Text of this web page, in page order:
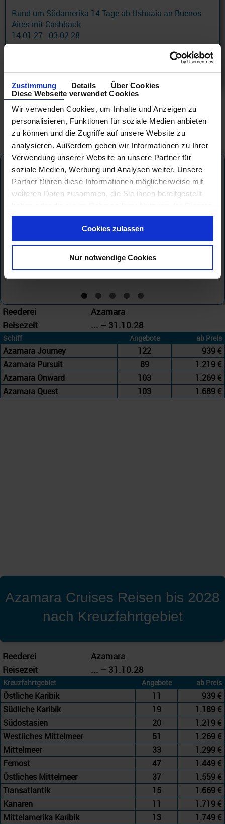
Zustimmung Details
Über Cookies
Diese Webseite verwendet Cookies
Wir verwenden Cookies, um Inhalte und Anzeigen zu
personalisieren, Funktionen für soziale Medien anbieten
zu können und die Zugriffe auf unsere Website zu
analysieren. Außerdem geben wir Informationen zu Ihrer
Verwendung unserer Website an unsere Partner für
soziale Medien, Werbung und Analysen weiter. Unsere
Partner führen diese Informationen möglicherweise mit
weiteren Daten zusammen, die Sie ihnen bereitgestellt
gesammelt haben.
Cookies zulassen
Nur notwendige Cookies
Rund um Südamerika 14 Tage ab Ushuaia an Buenos
Aires mit Cashback
14.01.27 - 03.02.28
5.519 €
Azamara
Azamara Journey
Reederei
Azamara
Reisezeit
... – 31.10.28
Schiff Angebote ab Preis
Azamara Journey 122
939 €
Azamara Pursuit
89
1.219 €
Azamara Onward
103
1.269 €
Azamara Quest
103 1.689 €
Azamara Cruises Reisen bis 2028
nach Kreuzfahrtgebiet
'
Reederei
Azamara
Reisezeit
... – 31.10.28
Kreuzfahrtgebiet Angebote ab Preis
Östliche Karibik 11
939 €
Südliche Karibik
19
1.189 €
Südostasien
20
1.219 €
Westliches Mittelmeer
51
1.269 €
Mittelmeer
33
1.299 €
Fernost
47
1.449 €
Östliches Mittelmeer
37
1.559 €
Transatlantik
15
1.669 €
Kanaren
11
1.719 €
Mittelamerika Karibik
13
1.749 €